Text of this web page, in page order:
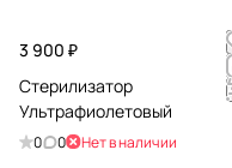
3 900 ₽
Стерилизатор
Ультрафиолетовый
0 0 Нет в наличии